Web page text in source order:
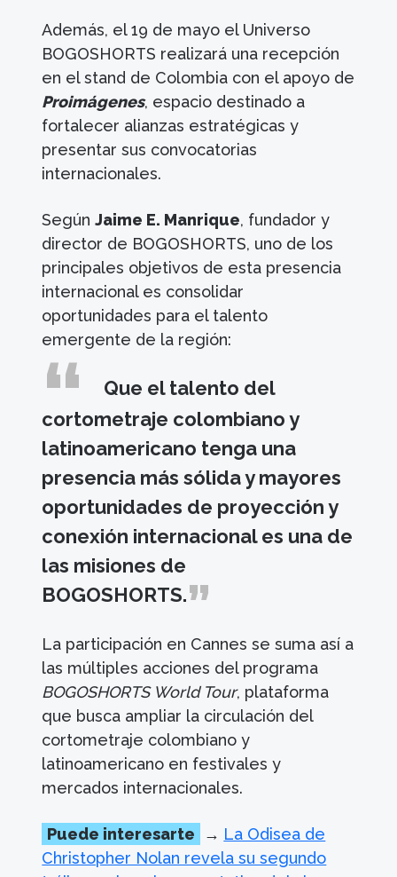
Además, el 19 de mayo el Universo
BOGOSHORTS realizará una recepción
en el stand de Colombia con el apoyo de
Proimágenes, espacio destinado a
fortalecer alianzas estratégicas y
presentar sus convocatorias
internacionales.
SegúnJaime E. Manrique, fundador y
director de BOGOSHORTS, uno de los
principales objetivos de esta presencia
internacional es consolidar
oportunidades para el talento
emergente de la región:
Que el talento del
cortometraje colombiano y
latinoamericano tenga una
presencia más sólida y mayores
oportunidades de proyección y
conexión internacional es una de
las misiones de
BOGOSHORTS.
La participación en Cannes se suma así a
las múltiples acciones del programa
BOGOSHORTS World Tour, plataforma
que busca ampliar la circulación del
cortometraje colombiano y
latinoamericano en festivales y
mercados internacionales.
Puede interesarte → La Odisea de
Christopher Nolan revela su segundo